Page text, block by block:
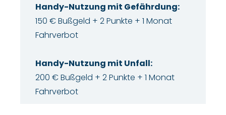
Handy-Nutzung mit Gefährdung:
150 € Bußgeld + 2 Punkte + 1 Monat
Fahrverbot
Handy-Nutzung mit Unfall:
200 € Bußgeld + 2 Punkte + 1 Monat
Fahrverbot